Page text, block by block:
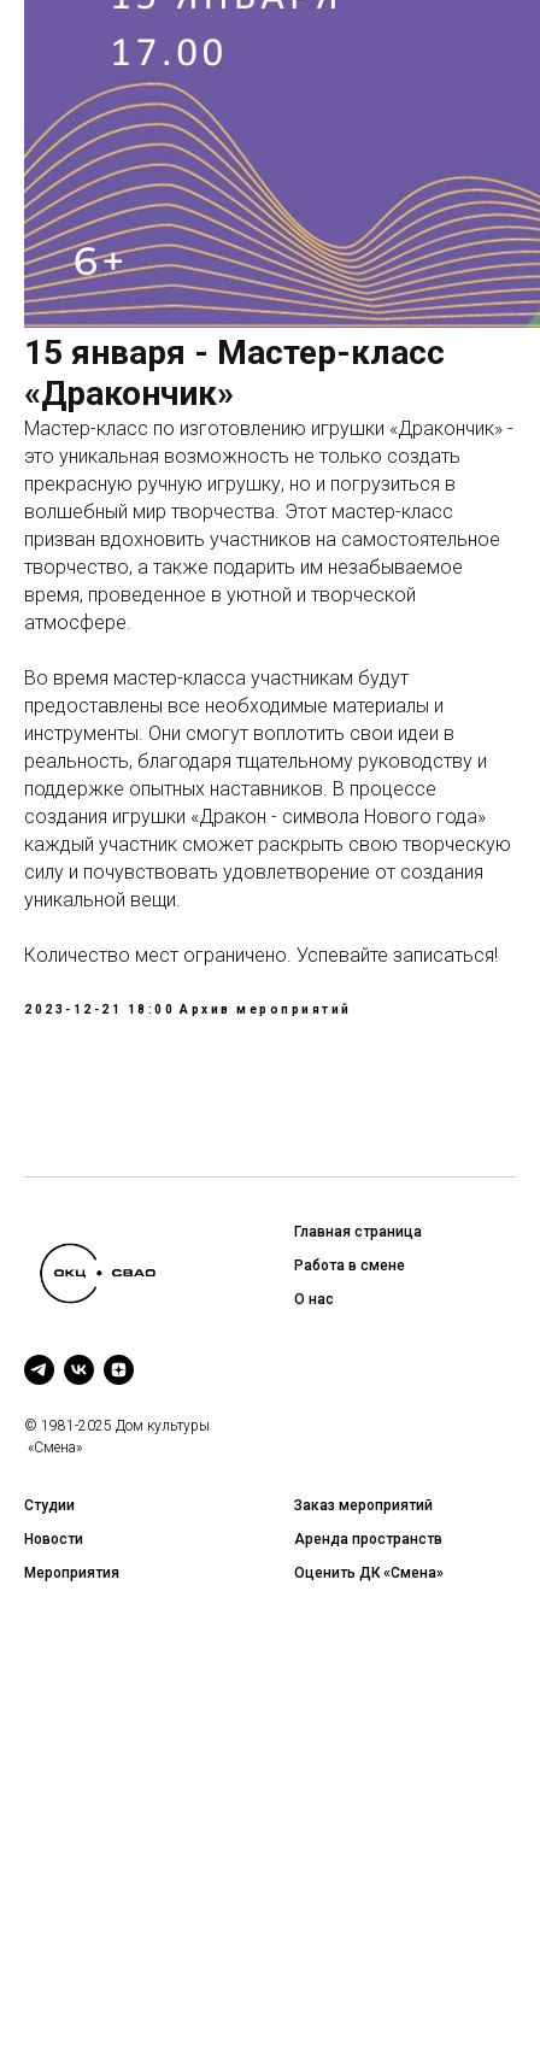
15 января - Мастер-класс
«Дракончик»
Мастер-класс по изготовлению игрушки «Дракончик» -
это уникальная возможность не только создать
прекрасную ручную игрушку, но и погрузиться в
волшебный мир творчества. Этот мастер-класс
призван вдохновить участников на самостоятельное
творчество, а также подарить им незабываемое
время, проведенное в уютной и творческой
атмосфере.
Во время мастер-класса участникам будут
предоставлены все необходимые материалы и
инструменты. Они смогут воплотить свои идеи в
реальность, благодаря тщательному руководству и
поддержке опытных наставников. В процессе
создания игрушки «Дракон - символа Нового года»
каждый участник сможет раскрыть свою творческую
силу и почувствовать удовлетворение от создания
уникальной вещи.
Количество мест ограничено. Успевайте записаться!
2023-12-21 18:00 Архив мероприятий
© 1981-2025 Дом культуры
«Смена»
Главная страница
Работа в смене
О нас
Студии
Новости
Мероприятия
Заказ мероприятий
Аренда пространств
Оценить ДК «Смена»